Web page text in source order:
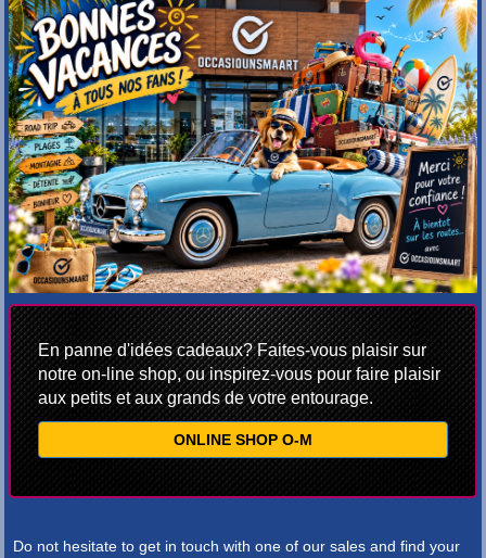
En panne d'idées cadeaux? Faites-vous plaisir sur
notre on-line shop, ou inspirez-vous pour faire plaisir
aux petits et aux grands de votre entourage.
ONLINE SHOP O-M
Do not hesitate to get in touch with one of our sales and find your